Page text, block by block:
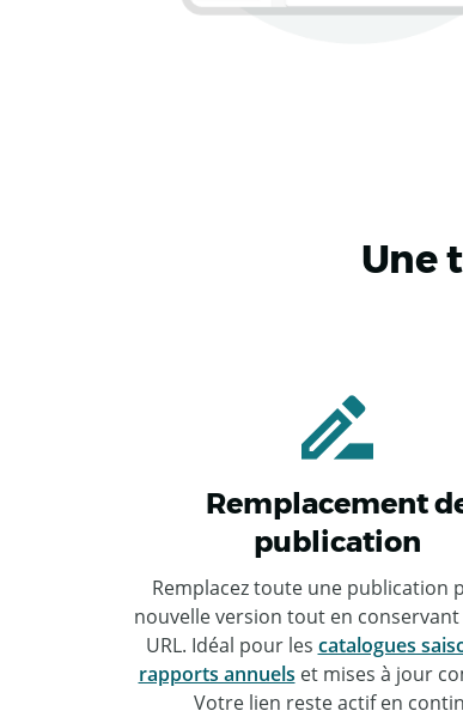
Une
Remplacement
publication
Remplacez toute une publication
nouvelle version tout en
URL. Idéal pour les catalogues
rapports annuels et mises à jour
Votre lien reste actif en